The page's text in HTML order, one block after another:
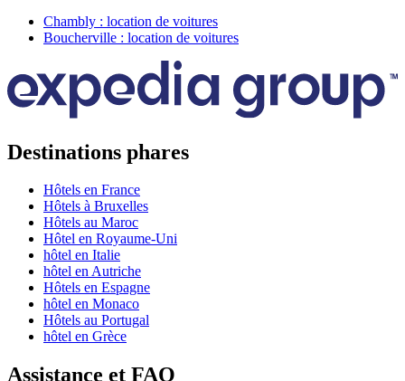
Chambly : location de voitures
Boucherville : location de voitures
Destinations phares
Hôtels en France
Hôtels à Bruxelles
Hôtels au Maroc
Hôtel en Royaume-Uni
hôtel en Italie
hôtel en Autriche
Hôtels en Espagne
hôtel en Monaco
Hôtels au Portugal
hôtel en Grèce
Assistance et FAQ